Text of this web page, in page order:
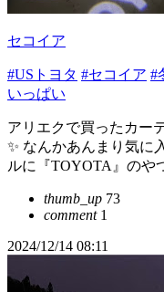
セコイア
#USトヨタ #セコイア #
いっぱい
アリエクで買ったカー
✨ なんかあんまり気に
ルに『TOYOTA』のや
thumb_up 73
comment1
2024/12/14 08:11